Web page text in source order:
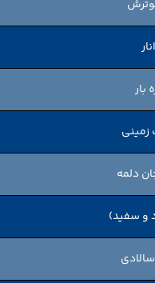
انار
بار
دلمه
و سفید)